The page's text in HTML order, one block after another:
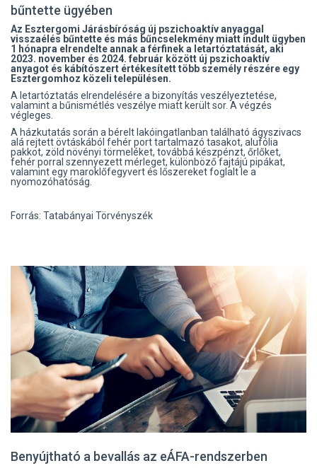
bűntette ügyében
Az Esztergomi Járásbíróság új pszichoaktív anyaggal
visszaélés bűntette és más bűncselekmény miatt indult ügyben
1 hónapra elrendelte annak a férfinek a letartóztatását, aki
2023. november és 2024. február között új pszichoaktív
anyagot és kábítószert értékesített több személy részére egy
Esztergomhoz közeli településen.
A letartóztatás elrendelésére a bizonyítás veszélyeztetése,
valamint a bűnismétlés veszélye miatt került sor. A végzés
végleges.
A házkutatás során a bérelt lakóingatlanban található ágyszivacs
alá rejtett övtáskából fehér port tartalmazó tasakot, alufólia
pakkot, zöld növényi törmeléket, továbbá készpénzt, őrlőket,
fehér porral szennyezett mérleget, különböző fajtájú pipákat,
valamint egy maroklőfegyvert és lőszereket foglalt le a
nyomozóhatóság.
Forrás: Tatabányai Törvényszék
Benyújtható a bevallás az eÁFA-rendszerben